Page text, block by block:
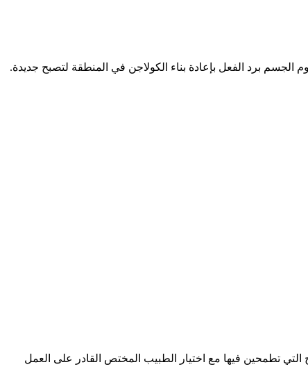
الجسم برد الفعل بإعادة بناء الكولاجن في المنطقة لتصبح جديدة.
التي تطمحين فيها مع اختيار الطبيب المختص القادر على العمل